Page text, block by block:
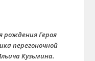
рождения Героя
перегоночной
Кузьмина.